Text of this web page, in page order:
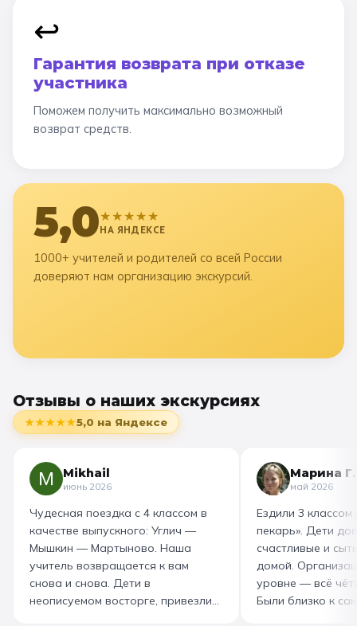
↩️
Гарантия возврата при отказе
участника
Поможем получить максимально возможный
возврат средств.
5,0★★★★★
НА ЯНДЕКСЕ
1000+ учителей и родителей со всей России
доверяют нам организацию экскурсий.
Отзывы о наших экскурсиях
★★★★★5,0 на Яндексе
Mikhail
июнь 2026
Чудесная поездка с 4 классом в
качестве выпускного: Углич —
Мышкин — Мартыново. Наша
учитель возвращается к вам
снова и снова. Дети в
неописуемом восторге, привезли
Марина Г.
май 2026
Ездили 3 классом
пекарь». Дети
счастливые и
домой.
уровне — всё
Были близко к